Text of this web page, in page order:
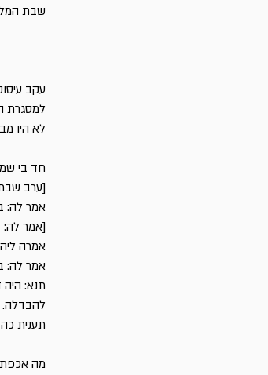
עקב
למסגרת
לא היו
חד בי
[ערב
אמר
[אמר לה:
אמרה
אמר לה:
תנא: היה
תענית
מה אכפת